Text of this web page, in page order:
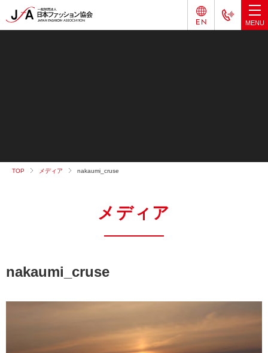
TOP メディア nakaumi_cruse
メディア
nakaumi_cruse